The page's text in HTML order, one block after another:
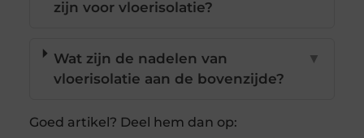
zijn voor vloerisolatie?
Wat zijn de nadelen van
vloerisolatie aan de bovenzijde?
▼
Goed artikel? Deel hem dan op: